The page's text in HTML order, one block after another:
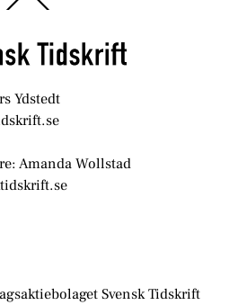
To
Ydstedt
Amanda Wollstad
Svensk Tidskrift